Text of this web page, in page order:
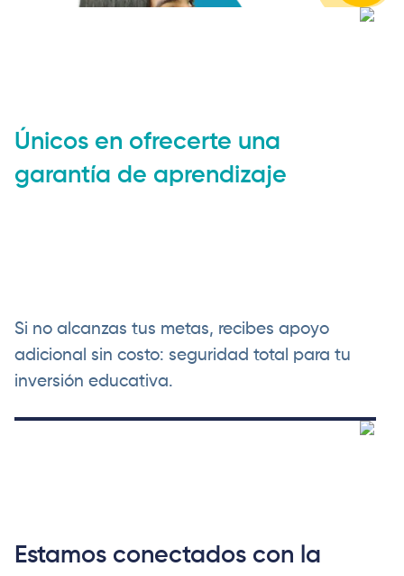
Únicos en ofrecerte una
garantía de aprendizaje
Si no alcanzas tus metas, recibes apoyo
adicional sin costo: seguridad total para tu
inversión educativa.
Estamos conectados con la